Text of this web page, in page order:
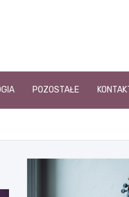
POZOSTAŁE